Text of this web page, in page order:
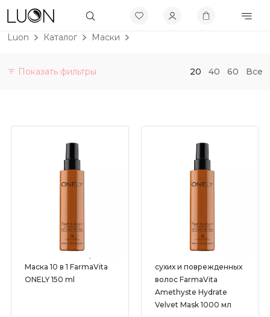
Luon Каталог Маски
Показать фильтры 20 40 60 Все
Скидки до 50%
Бренды
Серии
Несмываемая Спрей-
Маска 10 в 1 FarmaVita
ONELY 150 ml
Питательная маска для
сухих и поврежденных
волос FarmaVita
Amethyste Hydrate
Velvet Mask 1000 мл